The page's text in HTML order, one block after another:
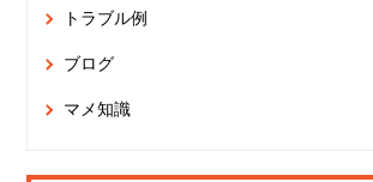
トラブル例
ブログ
マメ知識